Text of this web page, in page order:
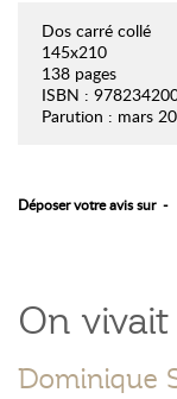
Dos carré collé
145x210
138 pages
ISBN :
Parution : mars
Déposer votre avis sur -
On vivait
Dominique